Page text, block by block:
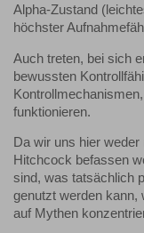
Alpha-Zustand
höchster
Auch treten, bei sich
bewussten
funktionieren.
Da wir uns hier
Hitchcock befassen
sind, was tatsächlich
genutzt werden kann,
auf Mythen